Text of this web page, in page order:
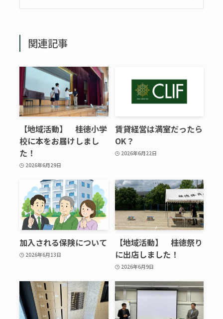
関連記事
【地域活動】 桂徳小学
校に本をお届けしまし
た！
2026年6月29日
賃貸経営は満室だったら
OK？
2026年6月22日
加入される保険について
2026年6月13日
【地域活動】 桂徳祭り
に出店しました！
2026年6月9日